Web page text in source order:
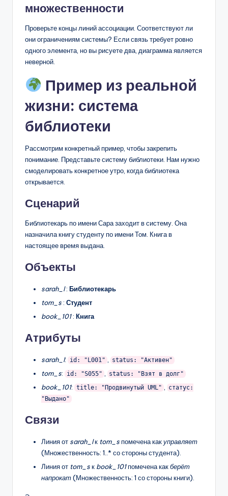
множественности
Проверьте концы линий ассоциации. Соответствуют ли
они ограничениям системы? Если связь требует ровно
одного элемента, но вы рисуете два, диаграмма является
неверной.
Пример из реальной
жизни: система
библиотеки
Рассмотрим конкретный пример, чтобы закрепить
понимание. Представьте систему библиотеки. Нам нужно
смоделировать конкретное утро, когда библиотека
открывается.
Сценарий
Библиотекарь по имени Сара заходит в систему. Она
назначила книгу студенту по имени Том. Книга в
настоящее время выдана.
Объекты
sarah_l: Библиотекарь
tom_s : Студент
book_101: Книга
Атрибуты
sarah_l: id: "L001" status: "Активен"
tom_s: id: "S055" status: "Взят в долг"
book_101: title: "Продвинутый UML"
статус:
"Выдано"
Связи
Линия от sarah_lк tom_sпомечена какуправляет
(Множественность: 1..* со стороны студента).
Линия от tom_sк book_101помечена какберёт
напрокат(Множественность: 1 со стороны книги).